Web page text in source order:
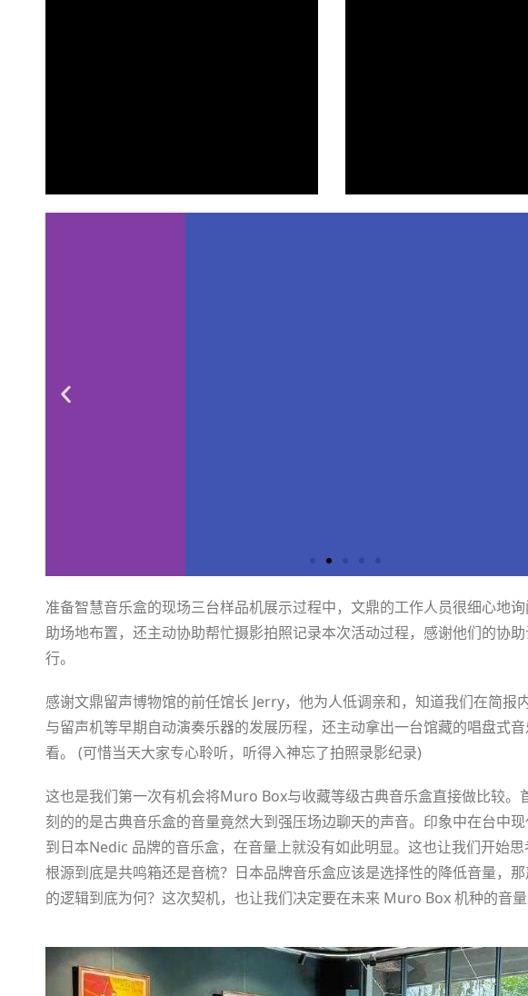
准备智慧音乐盒的现场三台样品机展示过程中，文鼎的工作人员很细心地
助场地布置，还主动协助帮忙摄影拍照记录本次活动过程，感谢他们的协
行。
感谢文鼎留声博物馆的前任馆长 Jerry，他为人低调亲和，知道我们在简报
与留声机等早期自动演奏乐器的发展历程，还主动拿出一台馆藏的唱盘式
看。 (可惜当天大家专心聆听，听得入神忘了拍照录影纪录)
这也是我们第一次有机会将Muro Box与收藏等级古典音乐盒直接做比较。
刻的的是古典音乐盒的音量竟然大到强压场边聊天的声音。印象中在台中
到日本Nedic 品牌的音乐盒，在音量上就没有如此明显。这也让我们开始
根源到底是共鸣箱还是音梳？日本品牌音乐盒应该是选择性的降低音量，
的逻辑到底为何？这次契机，也让我们决定要在未来 Muro Box 机种的音量